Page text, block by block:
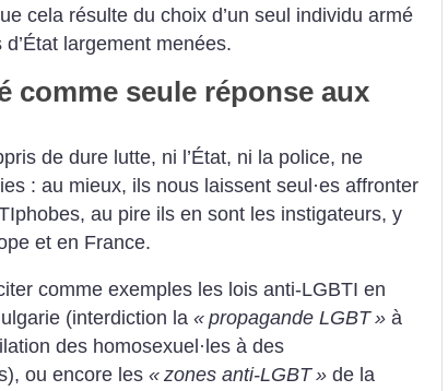
cela résulte du choix d’un seul individu armé
largement menées.
comme seule réponse aux
de dure lutte, ni l’État, ni la police, ne
: au mieux, ils nous laissent seul·es affronter
au pire ils en sont les instigateurs, y
et en France.
comme exemples les lois anti-LGBTI en
(interdiction la « propagande LGBT » à
des homosexuel · les à des
ou encore les « zones anti-LGBT » de la